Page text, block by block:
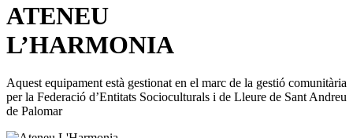
ATENEU
L’HARMONIA
Aquest equipament està gestionat en el marc de la gestió comunitària
per la Federació d’Entitats Socioculturals i de Lleure de Sant Andreu
de Palomar